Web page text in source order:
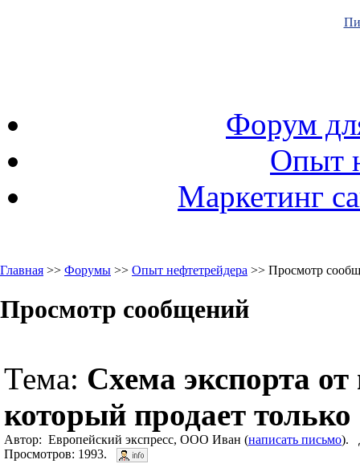
Форум
Опыт
Маркетинг
Главная >> Форумы >> Опыт нефтетрейдера >> Просмотр
Просмотр сообщений
Тема: Схема экспорта
который продает
Автор: Европейский экспресс, ООО Иван (написать письмо).
Просмотров: 1993.